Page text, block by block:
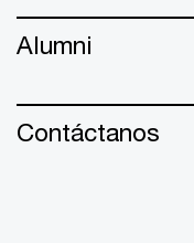
Alumni
Contáctanos